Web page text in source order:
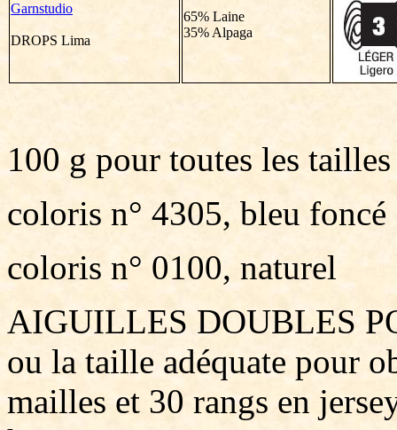
Garnstudio
DROPS Lima
65% Laine
35% Alpaga
100 g pour toutes les
coloris n° 4305, bleu foncé
coloris n° 0100, naturel
AIGUILLES DOUBLES
ou la taille adéquate pour
mailles et 30 rangs en